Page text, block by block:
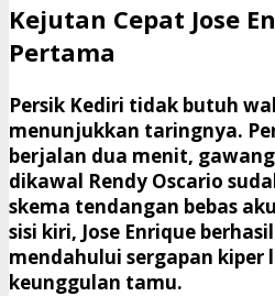
Kejutan Cepat Jose
Pertama
​Persik Kediri tidak butuh
menunjukkan taringnya.
berjalan dua menit,
dikawal Rendy Oscario
skema tendangan bebas
sisi kiri, Jose Enrique
mendahului sergapan kiper
keunggulan tamu.